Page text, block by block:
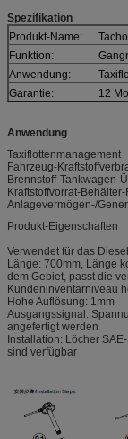
Spezifikation
Produkt-Name:
Funktion:
Anwendung:
Garantie:
12
Anwendung
Taxiflottenmanagement
Fahrzeug-
Brennstoff-Tankwagen-
Kraftstoffvorrat-
Anlagevermögen-/
Produkt-Eigenschaften
Verwendet für das
Länge: 700mm, Länge
dem Gebiet, passt die
Kundeninventarniveau
Hohe Auflösung: 1mm
Ausgangssignal:
angefertigt werden
Installation: Löcher
sind verfügbar